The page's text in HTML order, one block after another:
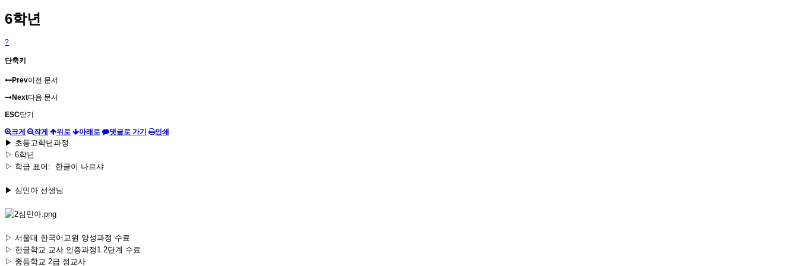
6학년
?
단축키
Prev이전 문서
Next다음 문서
ESC닫기
크게 작게 위로 아래로 댓글로 가기 인쇄
▶ 초등고학년과정
▷ 6학년
▷ 학급 표어: 한글이 나르샤
▶ 심민아 선생님
▷ 서울대 한국어교원 양성과정 수료
▷ 한글학교 교사 인증과정1.2단계 수료
▷ 중등학교 2급 정교사